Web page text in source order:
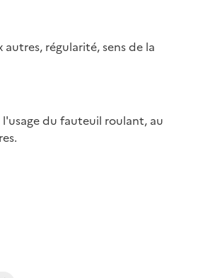
régularité, sens de la
du fauteuil roulant, au